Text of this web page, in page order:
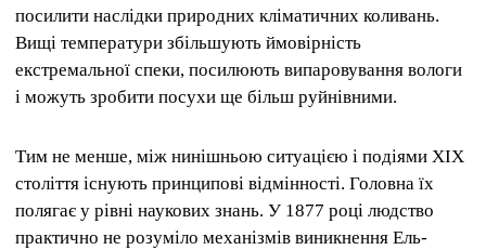
посилити наслідки природних кліматичних коливань.
Вищі температури збільшують ймовірність
екстремальної спеки, посилюють випаровування вологи
і можуть зробити посухи ще більш руйнівними.
Тим не менше, між нинішньою ситуацією і подіями XIX
століття існують принципові відмінності. Головна їх
полягає у рівні наукових знань. У 1877 році людство
практично не розуміло механізмів виникнення Ель-